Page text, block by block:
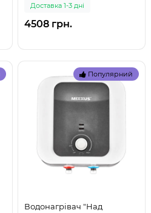
(999)
Доставка 1-3 дні
4508 грн.
Популярний
Водонагрівач "Над